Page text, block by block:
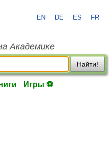
EN DE ES FR
Академике
Найти!
Игры ⚽